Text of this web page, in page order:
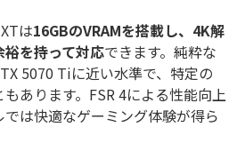
は16GBのVRAMを搭載し、4K解
を持って対応できます。純粋な
5070 Tiに近い水準で、特定の
あります。FSR 4による性能向上
は快適なゲーミング体験が得ら